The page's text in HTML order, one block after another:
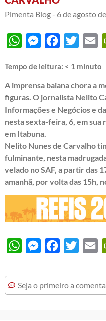
Pimenta Blog - 6 de agosto
WhatsAppMessengerFacebook
Twitter
Tempo de leitura: < 1 minuto
A imprensa baiana chora a
figuras. O jornalista Nelito
Informações e Negócios e
nesta sexta-feira, 6, em sua
em Itabuna.
Nelito Nunes de Carvalho
fulminante, nesta
velado no SAF, a partir das
amanhã, por volta das 15h,
WhatsAppMessengerFacebook
Twitter
Seja o primeiro a